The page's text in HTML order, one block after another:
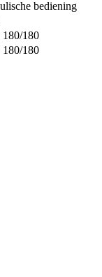
bediening
180
180